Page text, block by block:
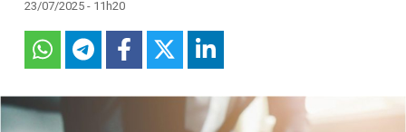
23/07/2025 - 11h20